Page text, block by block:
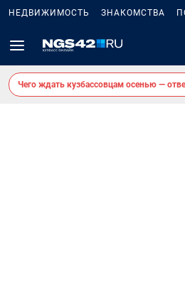
НЕДВИЖИМОСТЬ ЗНАКОМСТВА
Чего ждать кузбассовцам осенью —